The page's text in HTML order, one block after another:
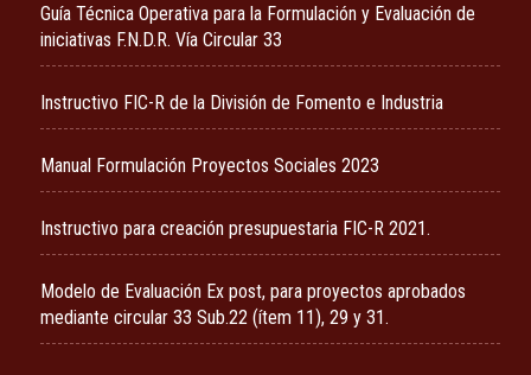
Guía Técnica Operativa para la Formulación y Evaluación de
iniciativas F.N.D.R. Vía Circular 33
Instructivo FIC-R de la División de Fomento e Industria
Manual Formulación Proyectos Sociales 2023
Instructivo para creación presupuestaria FIC-R 2021.
Modelo de Evaluación Ex post, para proyectos aprobados
mediante circular 33 Sub.22 (ítem 11), 29 y 31.